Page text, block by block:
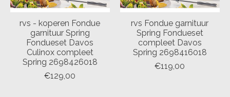
rvs - koperen Fondue
garnituur Spring
Fondueset Davos
Culinox compleet
Spring 2698426018
€129,00
rvs Fondue garnituur
Spring Fondueset
compleet Davos
Spring 2698416018
€119,00